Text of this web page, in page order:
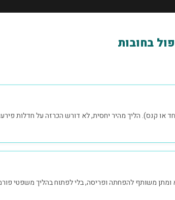
בחובות
או קנס). הליך מהיר יחסית, לא דורש הכרזה על חדלות
ולנהל מולם משא ומתן משותף להפחתה ופריסה, בלי לפתוח בהליך משפטי